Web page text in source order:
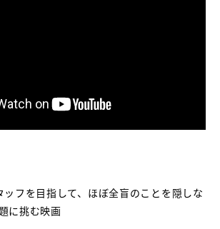
フを目指して、ほぼ全盲のことを隠しな
に挑む映画